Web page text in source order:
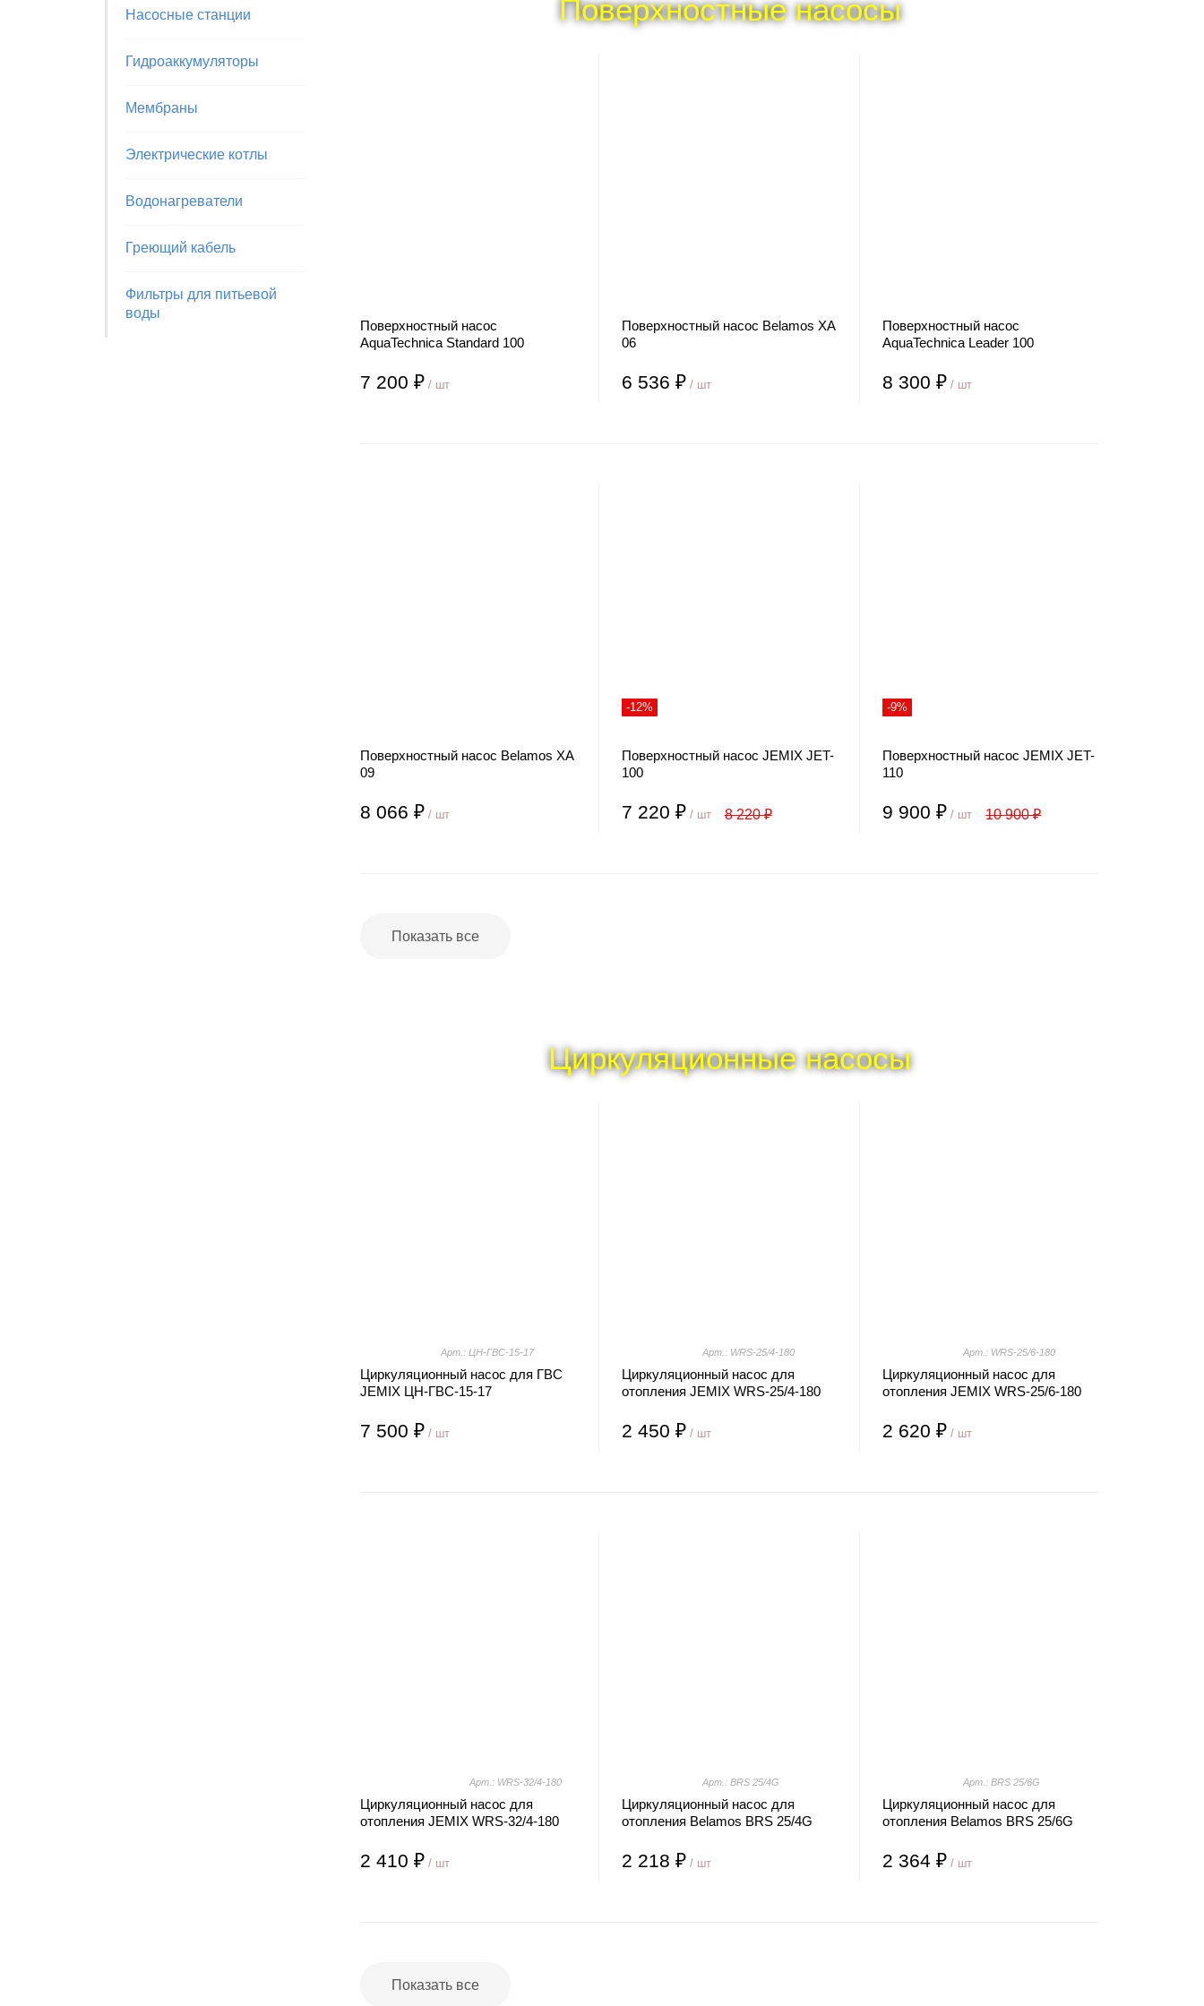
Насосные станции
Гидроаккумуляторы
Мембраны
Электрические котлы
Водонагреватели
Греющий кабель
Фильтры для питьевой
воды
Поверхностные насосы
Поверхностный насос
AquaTechnica Standard 100
7 200 ₽ / шт
Поверхностный насос Belamos XA
06
6 536 ₽/ шт
Поверхностный насос
AquaTechnica Leader 100
8 300 ₽ / шт
Поверхностный насос Belamos XA
09
8 066 ₽ / шт
-12%
Поверхностный насос JEMIX JET-
100
7 220 ₽/ шт 8 220 ₽
-9%
Поверхностный насос JEMIX JET-
110
9 900 ₽ / шт 10 900 ₽
Показать все
Циркуляционные насосы
Арт.: ЦН-ГВС-15-17
Циркуляционный насос для ГВС
JEMIX ЦН-ГВС-15-17
7 500 ₽ / шт
Арт.: WRS-25/4-180
Циркуляционный насос для
отопления JEMIX WRS-25/4-180
2 450 ₽/ шт
Арт.: WRS-25/6-180
Циркуляционный насос для
отопления JEMIX WRS-25/6-180
2 620 ₽ / шт
Арт.: WRS-32/4-180
Циркуляционный насос для
отопления JEMIX WRS-32/4-180
2 410 ₽ / шт
Арт.: BRS 25/4G
Циркуляционный насос для
отопления Belamos BRS 25/4G
2 218 ₽/ шт
Арт.: BRS 25/6G
Циркуляционный насос для
отопления Belamos BRS 25/6G
2 364 ₽ / шт
Показать все